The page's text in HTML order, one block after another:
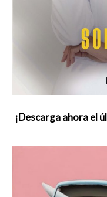
¡Descarga ahora el